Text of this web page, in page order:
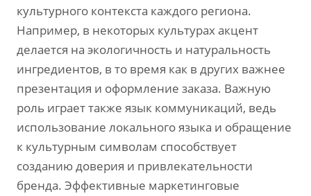
культурного контекста каждого региона.
Например, в некоторых культурах акцент
делается на экологичность и натуральность
ингредиентов, в то время как в других важнее
презентация и оформление заказа. Важную
роль играет также язык коммуникаций, ведь
использование локального языка и обращение
к культурным символам способствует
созданию доверия и привлекательности
бренда. Эффективные маркетинговые